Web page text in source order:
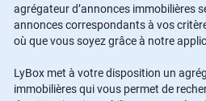
agrégateur d’annonces immobilières
annonces correspondants à vos
où que vous soyez grâce à notre
LyBox met à votre disposition un
immobilières qui vous permet de